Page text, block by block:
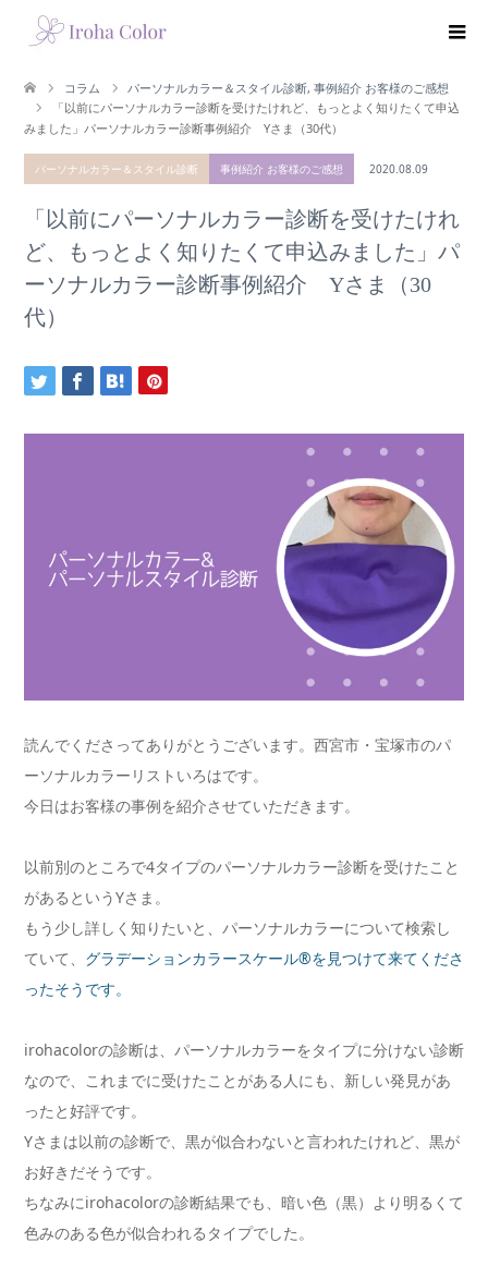
コラム パーソナルカラー＆スタイル診断, 事例紹介 お客様のご感想
「以前にパーソナルカラー診断を受けたけれど、もっとよく知りたくて申込
みました」パーソナルカラー診断事例紹介 Yさま（30代）
パーソナルカラー＆スタイル診断 事例紹介 お客様のご感想 2020.08.09
「以前にパーソナルカラー診断を受けたけれ
ど、もっとよく知りたくて申込みました」パ
ーソナルカラー診断事例紹介 Yさま（30
代）
読んでくださってありがとうございます。西宮市・宝塚市のパ
ーソナルカラーリストいろはです。
今日はお客様の事例を紹介させていただきます。
以前別のところで4タイプのパーソナルカラー診断を受けたこと
があるというYさま。
もう少し詳しく知りたいと、パーソナルカラーについて検索し
ていて、 グラデーションカラースケール®️を見つけて来てくださ
ったそうです。
irohacolorの診断は、パーソナルカラーをタイプに分けない診断
なので、これまでに受けたことがある人にも、新しい発見があ
ったと好評です。
Yさまは以前の診断で、黒が似合わないと言われたけれど、黒が
お好きだそうです。
ちなみにirohacolorの診断結果でも、暗い色（黒）より明るくて
色みのある色が似合われるタイプでした。